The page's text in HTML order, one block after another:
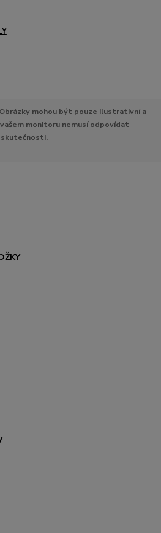
mohou být pouze ilustrativní a
monitoru nemusí odpovídat
skutečnosti.